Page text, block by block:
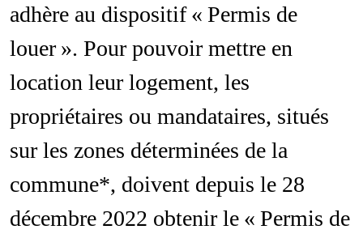
adhère au dispositif « Permis de
louer ». Pour pouvoir mettre en
location leur logement, les
propriétaires ou mandataires, situés
sur les zones déterminées de la
commune*, doivent depuis le 28
décembre 2022 obtenir le « Permis de